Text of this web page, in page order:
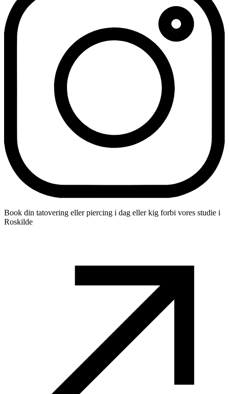
Book din tatovering eller piercing i dag eller kig forbi vores studie i
Roskilde